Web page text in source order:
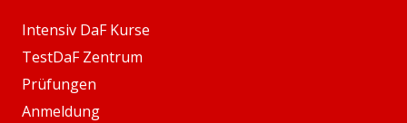
Intensiv DaF Kurse
TestDaF Zentrum
Prüfungen
Anmeldung